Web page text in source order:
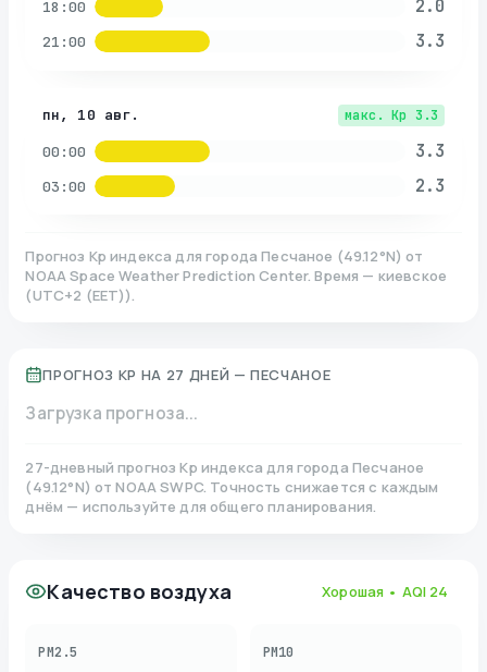
18:00 2.0
21:00 3.3
пн, 10 авг. макс. Kp 3.3
00:00 3.3
03:00 2.3
Прогноз Kp индекса для города Песчаное (49.12°N)от
NOAA Space Weather Prediction Center. Время — киевское
(UTC+2 (EET)).
ПРОГНОЗ KP НА 27 ДНЕЙ — ПЕСЧАНОЕ
Загрузка прогноза...
27-дневный прогноз Kp индекса для города Песчаное
(49.12°N)от NOAA SWPC. Точность снижается с каждым
днём — используйте для общего планирования.
Качество воздуха Хорошая • AQI 24
PM2.5 PM10